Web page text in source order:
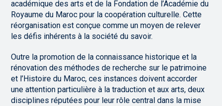
académique des arts et de la Fondation de l’Académie du
Royaume du Maroc pour la coopération culturelle. Cette
réorganisation est conçue comme un moyen de relever
les défis inhérents à la société du savoir.
Outre la promotion de la connaissance historique et la
rénovation des méthodes de recherche sur le patrimoine
et l’Histoire du Maroc, ces instances doivent accorder
une attention particulière à la traduction et aux arts, deux
disciplines réputées pour leur rôle central dans la mise